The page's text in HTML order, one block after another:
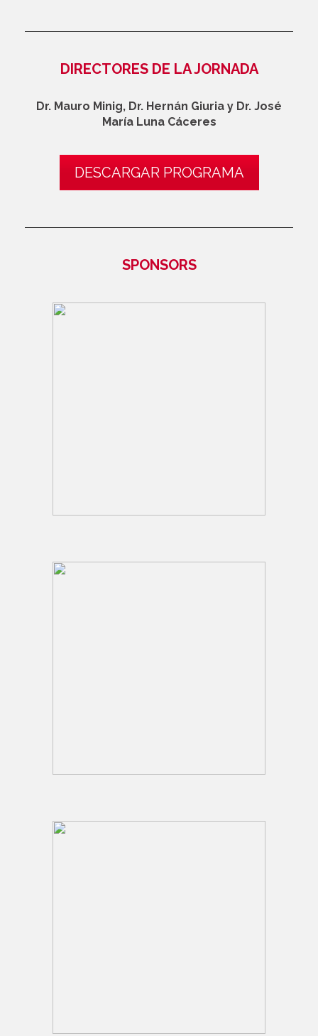
DIRECTORES DE LA JORNADA
Dr. Mauro Minig, Dr. Hernán Giuria y Dr. José
María Luna Cáceres
DESCARGAR PROGRAMA
SPONSORS